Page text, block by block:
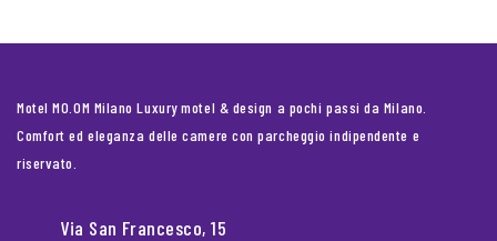
Motel MO.OM Milano Luxury motel & design a pochi passi da Milano.
Comfort ed eleganza delle camere con parcheggio indipendente e
riservato.
Via San Francesco, 15